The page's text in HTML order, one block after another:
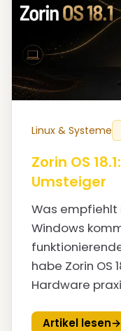
Linux & Systeme
Zorin OS
Umsteiger
Was
Windows
habe Zorin OS
Hardware
Artikel lesen→